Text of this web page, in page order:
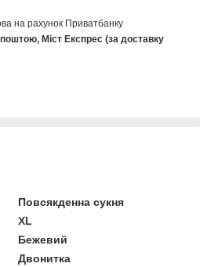
на рахунок Приватбанку
Міст Експрес (за доставку
Повсякденна сукня
XL
Бежевий
Двонитка